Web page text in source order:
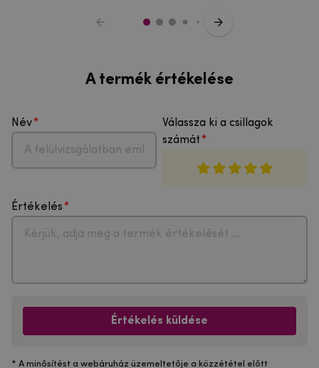
A termék értékelése
Név
Válassza ki a csillagok
számát
Értékelés
Értékelés küldése
* A minősítést a webáruház üzemeltetője a közzététel előtt